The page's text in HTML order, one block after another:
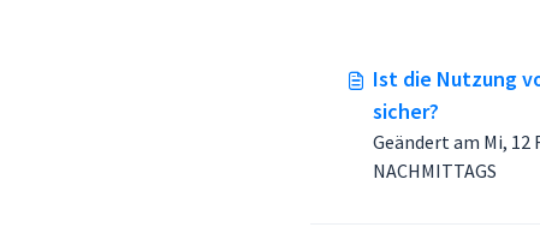
Ist die Nutzung
sicher?
Geändert am Mi, 12
NACHMITTAGS